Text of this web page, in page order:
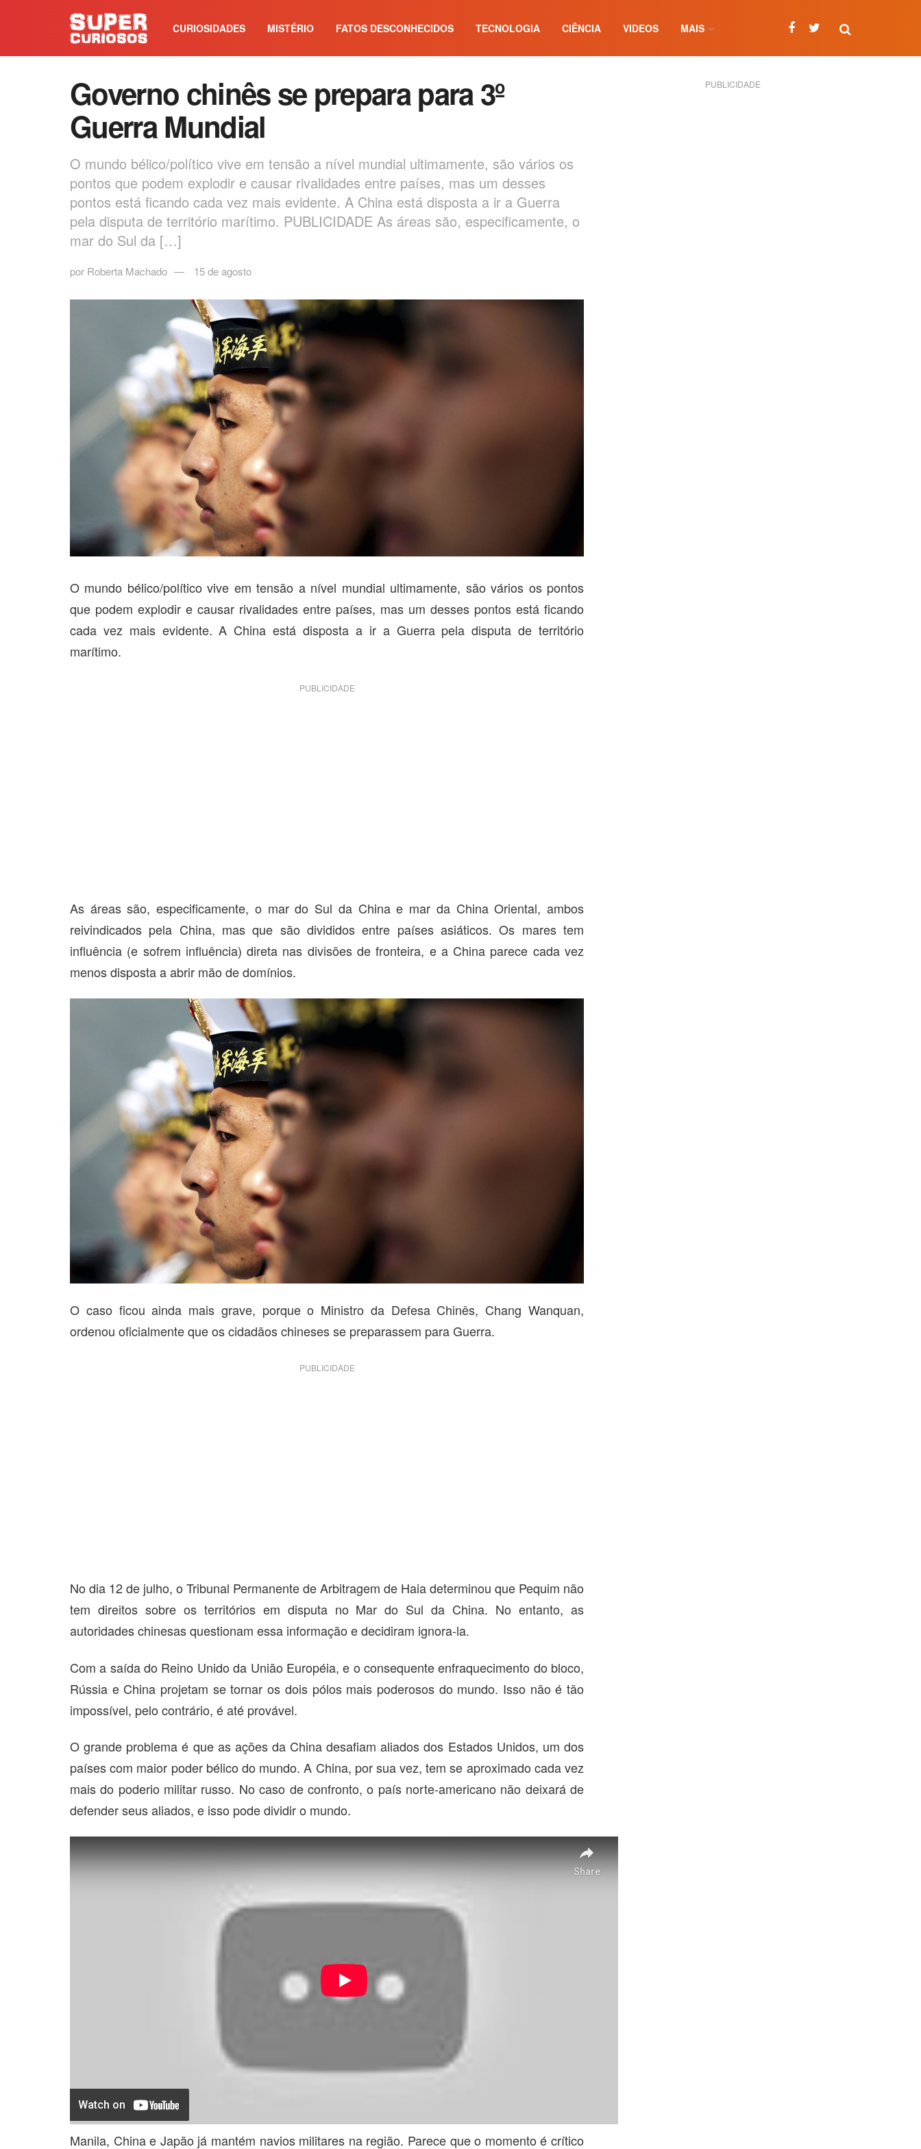
CURIOSIDADES MISTÉRIO FATOS DESCONHECIDOS TECNOLOGIA CIÊNCIA VIDEOS MAIS
Governo chinês se prepara para 3º
Guerra Mundial
O mundo bélico/político vive em tensão a nível mundial ultimamente, são vários os
pontos que podem explodir e causar rivalidades entre países, mas um desses
pontos está ficando cada vez mais evidente. A China está disposta a ir a Guerra
pela disputa de território marítimo. PUBLICIDADE As áreas são, especificamente, o
mar do Sul da […]
por Roberta Machado 15 de agosto
O mundo bélico/político vive em tensão a nível mundial ultimamente, são vários os pontos
que podem explodir e causar rivalidades entre países, mas um desses pontos está ficando
cada vez mais evidente. A China está disposta a ir a Guerra pela disputa de território
marítimo.
PUBLICIDADE
As áreas são, especificamente, o mar do Sul da China e mar da China Oriental, ambos
reivindicados pela China, mas que são divididos entre países asiáticos. Os mares tem
influência (e sofrem influência) direta nas divisões de fronteira, e a China parece cada vez
menos disposta a abrir mão de domínios.
O caso ficou ainda mais grave, porque o Ministro da Defesa Chinês, Chang Wanquan,
ordenou oficialmente que os cidadãos chineses se preparassem para Guerra.
PUBLICIDADE
No dia 12 de julho, o Tribunal Permanente de Arbitragem de Haia determinou que Pequim não
tem direitos sobre os territórios em disputa no Mar do Sul da China. No entanto, as
autoridades chinesas questionam essa informação e decidiram ignora-la.
Com a saída do Reino Unido da União Européia, e o consequente enfraquecimento do bloco,
Rússia e China projetam se tornar os dois pólos mais poderosos do mundo. Isso não é tão
impossível, pelo contrário, é até provável.
O grande problema é que as ações da China desafiam aliados dos Estados Unidos, um dos
países com maior poder bélico do mundo. A China, por sua vez, tem se aproximado cada vez
mais do poderio militar russo. No caso de confronto, o país norte-americano não deixará de
defender seus aliados, e isso pode dividir o mundo.
Manila, China e Japão já mantém navios militares na região. Parece que o momento é crítico
PUBLICIDADE